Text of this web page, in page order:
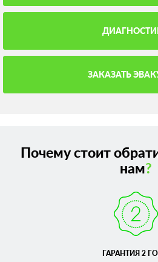
ЗАКАЗАТЬ
Почему стоит
нам?
ГАРАНТИЯ 2